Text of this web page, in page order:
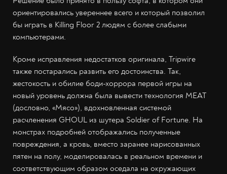
ориентировались увереннее всего и который позволил
бы играть в Killing Floor 2 людям с более слабыми
компьютерами.
Кроме исправления недостатков оригинала, Tripwire
также постарались развить его достоинства. Так,
жестокость и обилие боди-хоррора первой игры на
новый уровень должна была вывести технология MEAT
(дословно, «Мясо»), вдохновленная системой
расчленения GHOUL из шутера Soldier of Fortune. На
монстрах подробней отображались полученные
повреждения, а кровь, вместо заранее нарисованных
пятен на полу, моделировалась в реальном времени и
соответствующим образом оседала на окружающих